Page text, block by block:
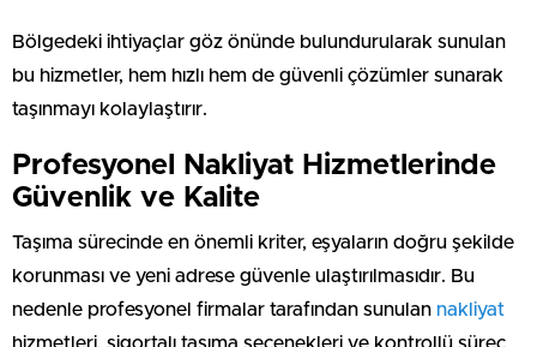
Bölgedeki ihtiyaçlar göz önünde bulundurularak sunulan
bu hizmetler, hem hızlı hem de güvenli çözümler sunarak
taşınmayı kolaylaştırır.
Profesyonel Nakliyat Hizmetlerinde
Güvenlik ve Kalite
Taşıma sürecinde en önemli kriter, eşyaların doğru şekilde
korunması ve yeni adrese güvenle ulaştırılmasıdır. Bu
nedenle profesyonel firmalar tarafından sunulan nakliyat